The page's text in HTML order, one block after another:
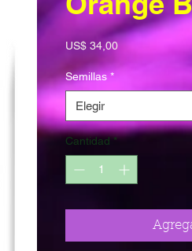
US$ 34,00Precio
Semillas *
Elegir
Cantidad *